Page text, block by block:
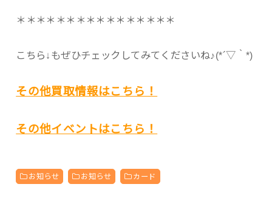
＊＊＊＊＊＊＊＊＊＊＊＊＊＊＊＊
こちら↓もぜひチェックしてみてくださいね♪(*´▽｀*)
その他買取情報はこちら！
その他イベントはこちら！
お知らせ お知らせ カード